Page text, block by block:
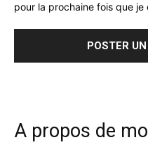
pour la prochaine fois que je
A propos de